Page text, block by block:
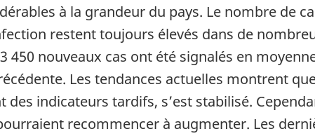
à la grandeur du pays. Le nombre de
restent toujours élevés dans de
450 nouveaux cas ont été signalés en
Les tendances actuelles montrent
des indicateurs tardifs, s’est stabilisé.
recommencer à augmenter. Les